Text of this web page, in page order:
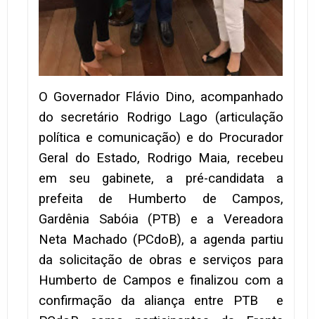
O Governador Flávio Dino, acompanhado
do secretário Rodrigo Lago (articulação
política e comunicação) e do Procurador
Geral do Estado, Rodrigo Maia, recebeu
em seu gabinete, a pré-candidata a
prefeita de Humberto de Campos,
Gardênia Sabóia (PTB) e a Vereadora
Neta Machado (PCdoB), a agenda partiu
da solicitação de obras e serviços para
Humberto de Campos e finalizou com a
confirmação da aliança entre PTB e